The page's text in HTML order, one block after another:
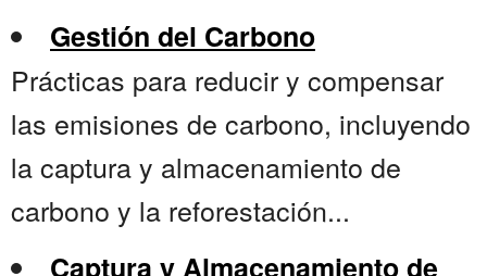
Gestión del Carbono
Prácticas para reducir y compensar
las emisiones de carbono, incluyendo
la captura y almacenamiento de
carbono y la reforestación...
Captura y Almacenamiento de